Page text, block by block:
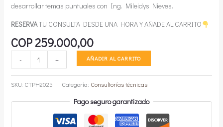
desarrollar temas puntuales con Ing. Mileidys Nieves.
RESERVATU CONSULTA DESDE UNA HORA Y AÑADE AL CARRITO
COP259.000,00
-
técnica
virtual
cantidad
+ AÑADIR AL CARRITO
SKU: CTPH2025 Categoría: Consultorías técnicas
Pago seguro garantizado